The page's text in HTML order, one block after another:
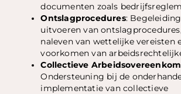
documenten zoals
Ontslagprocedures:
uitvoeren van
naleven van wettelijke vereisten
voorkomen van
Collectieve
Ondersteuning bij de
implementatie van collectieve